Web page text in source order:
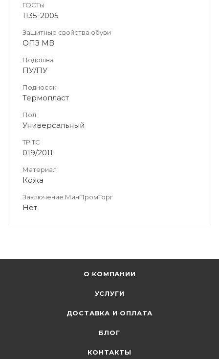
ГОСТы
1135-2005
Защитные свойства обуви
ОПЗ МВ
Подошва
ПУ/ПУ
Подносок
Термопласт
Пол
Универсальный
ТР ТС
019/2011
Материал
Кожа
Заключение МинПромТорг
Нет
О КОМПАНИИ
УСЛУГИ
ДОСТАВКА И ОПЛАТА
БЛОГ
КОНТАКТЫ